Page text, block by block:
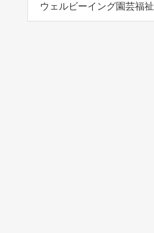
ウェルビーイング園芸福祉